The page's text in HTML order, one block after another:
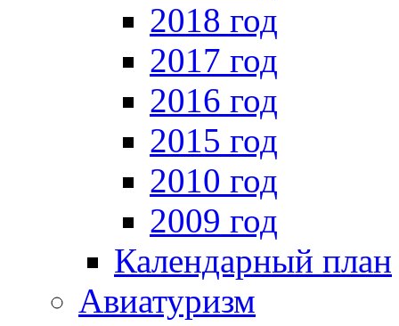
2018 год
2017 год
2016 год
2015 год
2010 год
2009 год
Календарный план
Авиатуризм